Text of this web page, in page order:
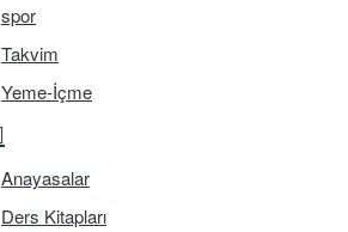
spor
Takvim
Yeme-İçme
Anayasalar
Ders Kitapları